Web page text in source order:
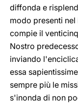
diffonda e
modo presenti
compie il
Nostro
inviando
essa
sempre più le
s'inonda di non